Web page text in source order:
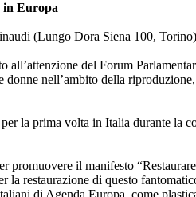
in Europa
(Lungo Dora Siena 100,
del Forum
nell’ambito della
la prima volta in Italia durante la
il manifesto
restaurazione di questo